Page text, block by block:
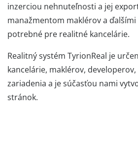
inzerciou nehnuteľnosti a jej
manažmentom maklérov a
potrebné pre realitné kancelárie.
Realitný systém TyrionReal je
kancelárie, maklérov,
zariadenia a je súčasťou nami
stránok.